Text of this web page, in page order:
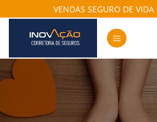
to
content
VENDAS SEGURO DE VIDA